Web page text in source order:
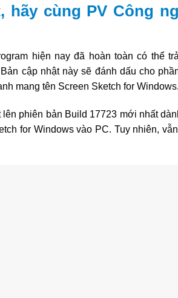
cùng PV Công
hiện nay đã hoàn toàn có thể
cập nhật này sẽ đánh dấu cho
mang tên Screen Sketch for Windows.
phiên bản Build 17723 mới nhất
for Windows vào PC. Tuy nhiên,